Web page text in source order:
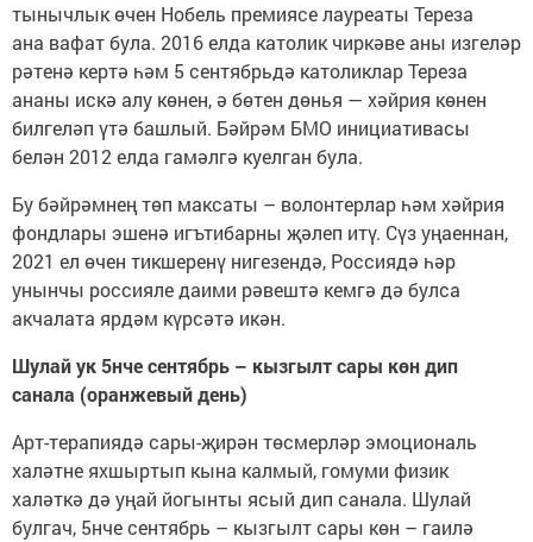
тынычлык өчен Нобель премиясе лауреаты Тереза
ана вафат була. 2016 елда католик чиркәве аны изгеләр
рәтенә кертә һәм 5 сентябрьдә католиклар Тереза
ананы искә алу көнен, ә бөтен дөнья — хәйрия көнен
билгеләп үтә башлый. Бәйрәм БМО инициативасы
белән 2012 елда гамәлгә куелган була.
Бу бәйрәмнең төп максаты – волонтерлар һәм хәйрия
фондлары эшенә игътибарны җәлеп итү. Сүз уңаеннан,
2021 ел өчен тикшеренү нигезендә, Россиядә һәр
унынчы россияле даими рәвештә кемгә дә булса
акчалата ярдәм күрсәтә икән.
Шулай ук 5нче сентябрь – кызгылт сары көн дип
санала (оранжевый день)
Арт-терапиядә сары-җирән төсмерләр эмоциональ
халәтне яхшыртып кына калмый, гомуми физик
халәткә дә уңай йогынты ясый дип санала. Шулай
булгач, 5нче сентябрь – кызгылт сары көн – гаилә